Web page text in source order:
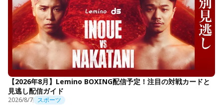
【2026年8月】Lemino BOXING配信予定！注目の対戦カードと
見逃し配信ガイド
2026/8/7 スポーツ